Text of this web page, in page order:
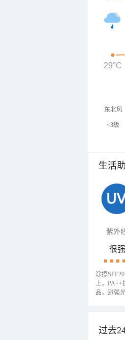
东北风
<3级
29°C
生活
紫外
很强
涂擦
上，PA++
品，避强光
过去